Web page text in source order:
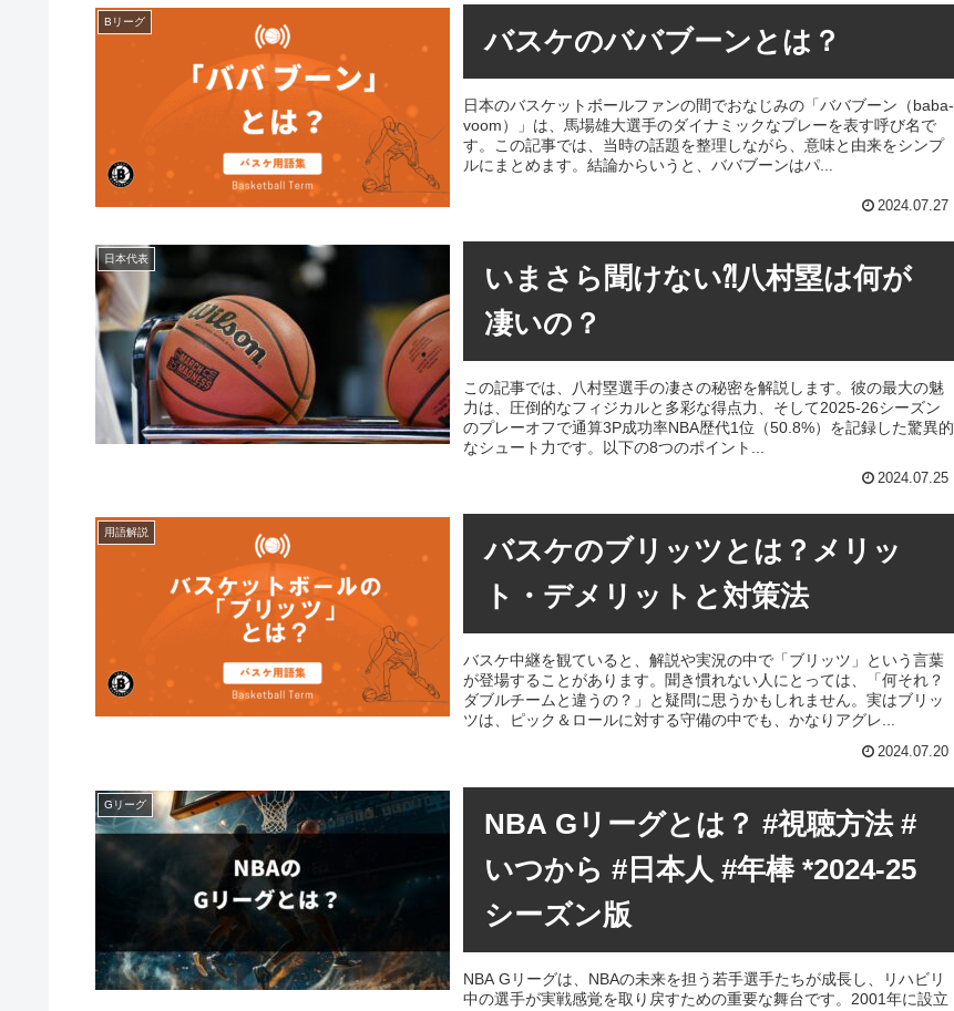
Bリーグ
バスケのババブーンとは？
日本のバスケットボールファンの間でおなじみの「ババブーン（baba-
voom）」は、馬場雄大選手のダイナミックなプレーを表す呼び名で
す。この記事では、当時の話題を整理しながら、意味と由来をシンプ
ルにまとめます。結論からいうと、ババブーンはパ...
2024.07.27
日本代表
いまさら聞けない⁈八村塁は何が
凄いの？
この記事では、八村塁選手の凄さの秘密を解説します。彼の最大の魅
力は、圧倒的なフィジカルと多彩な得点力、そして2025-26シーズン
のプレーオフで通算3P成功率NBA歴代1位（50.8%）を記録した驚異的
なシュート力です。以下の8つのポイント...
2024.07.25
用語解説
バスケのブリッツとは？メリッ
ト・デメリットと対策法
バスケ中継を観ていると、解説や実況の中で「ブリッツ」という言葉
が登場することがあります。聞き慣れない人にとっては、「何それ？
ダブルチームと違うの？」と疑問に思うかもしれません。実はブリッ
ツは、ピック＆ロールに対する守備の中でも、かなりアグレ...
2024.07.20
Gリーグ
NBA Gリーグとは？ #視聴方法 #
いつから #日本人 #年棒 *2024-25
シーズン版
NBA Gリーグは、NBAの未来を担う若手選手たちが成長し、リハビリ
中の選手が実戦感覚を取り戻すための重要な舞台です。2001年に設立